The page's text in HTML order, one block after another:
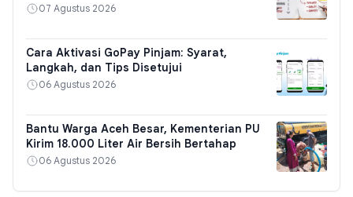
07 Agustus 2026
Cara Aktivasi GoPay Pinjam: Syarat,
Langkah, dan Tips Disetujui
06 Agustus 2026
Bantu Warga Aceh Besar, Kementerian PU
Kirim 18.000 Liter Air Bersih Bertahap
06 Agustus 2026